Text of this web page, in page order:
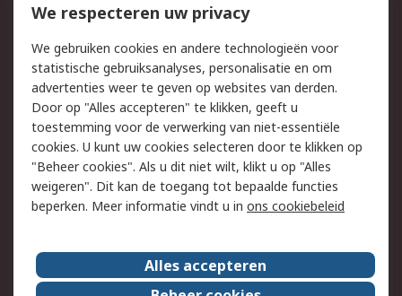
Bestellen
Inkoopoplossingen
Track & Trace
Wettelijk
Cookiebeleid
Email veiligheid
Privacybeleid
Websitevoorwaarden
Algemene
verkoopvoorwaarden
Over RS
RS Group Over ons
We respecteren uw privacy
We gebruiken cookies en andere technologieën voor
statistische gebruiksanalyses, personalisatie en om
advertenties weer te geven op websites van derden.
Door op "Alles accepteren" te klikken, geeft u
toestemming voor de verwerking van niet-essentiële
cookies. U kunt uw cookies selecteren door te klikken op
"Beheer cookies". Als u dit niet wilt, klikt u op "Alles
weigeren". Dit kan de toegang tot bepaalde functies
beperken. Meer informatie vindt u in ons cookiebeleid
Alles accepteren